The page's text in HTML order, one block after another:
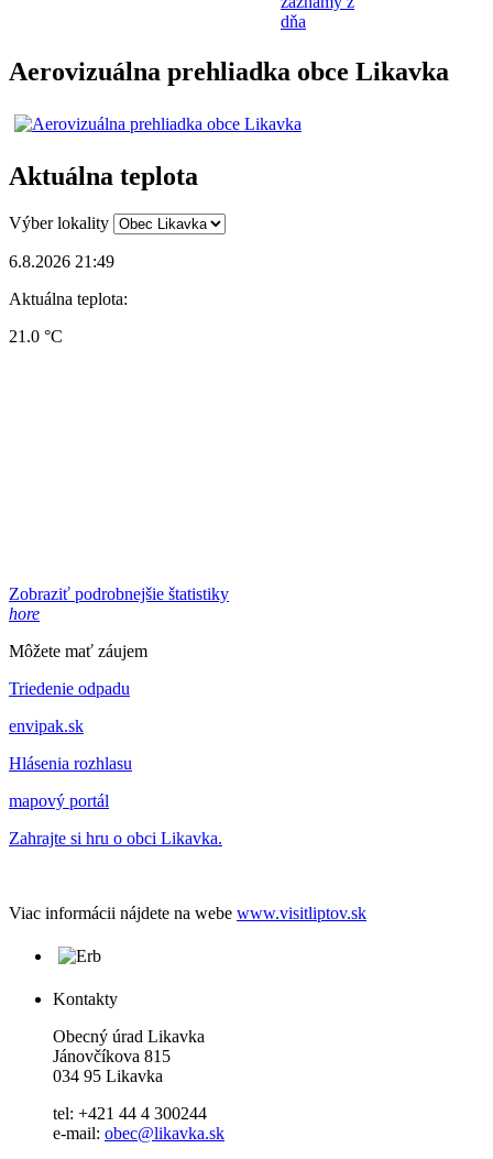
dňa
Aerovizuálna prehliadka obce Likavka
Aktuálna teplota
Výber lokality
6.8.2026 21:49
Aktuálna teplota:
21.0 °C
Zobraziť podrobnejšie štatistiky
hore
Môžete mať záujem
Triedenie odpadu
envipak.sk
Hlásenia rozhlasu
mapový portál
Zahrajte si hru o obci Likavka.
Viac informácii nájdete na webe www.visitliptov.sk
Kontakty
Obecný úrad Likavka
Jánovčíkova 815
034 95 Likavka
tel: +421 44 4 300244
e-mail: obec@likavka.sk